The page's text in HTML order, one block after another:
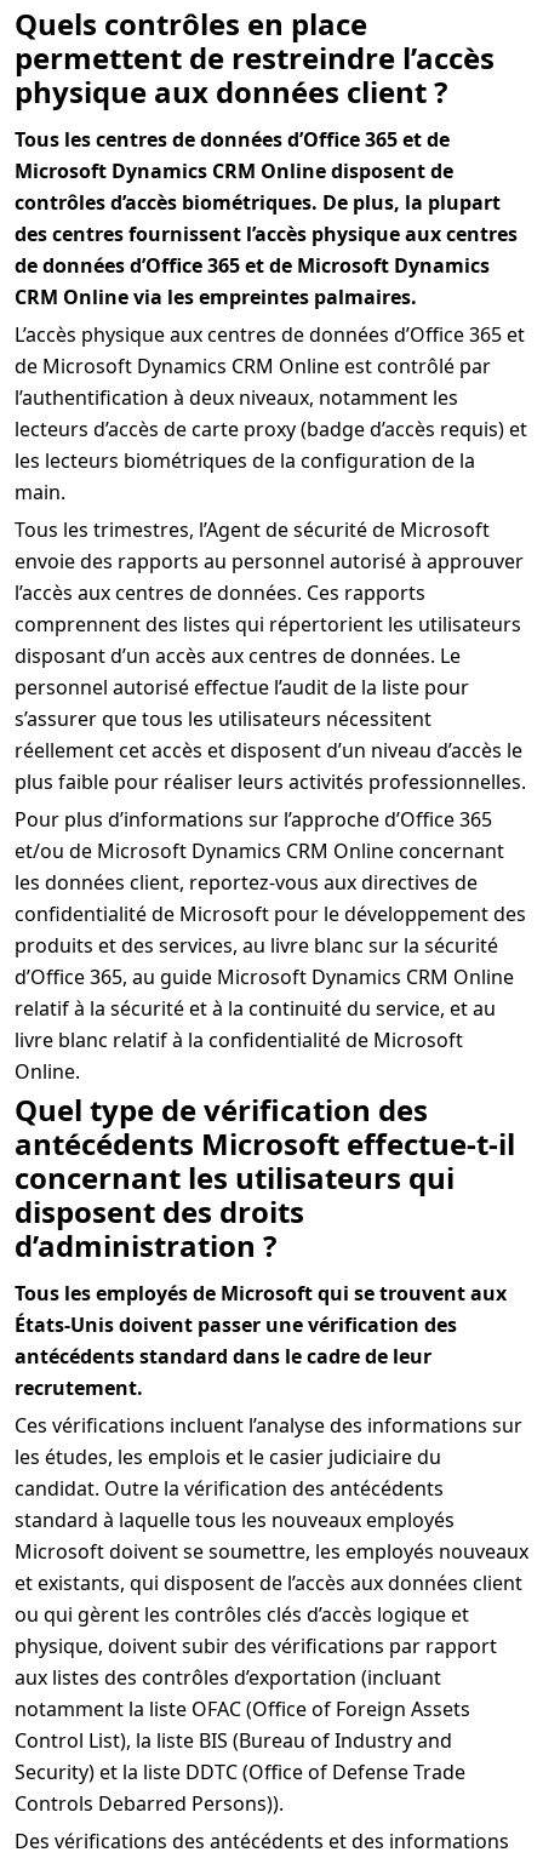
Quels contrôles en place
permettent de restreindre l’accès
physique aux données client ?
Tous les centres de données d’Office 365 et de
Microsoft Dynamics CRM Online disposent de
contrôles d’accès biométriques. De plus, la plupart
des centres fournissent l’accès physique aux centres
de données d’Office 365 et de Microsoft Dynamics
CRM Online via les empreintes palmaires.
L’accès physique aux centres de données d’Office 365 et
de Microsoft Dynamics CRM Online est contrôlé par
l’authentification à deux niveaux, notamment les
lecteurs d’accès de carte proxy (badge d’accès requis) et
les lecteurs biométriques de la configuration de la
main.
Tous les trimestres, l’Agent de sécurité de Microsoft
envoie des rapports au personnel autorisé à approuver
l’accès aux centres de données. Ces rapports
comprennent des listes qui répertorient les utilisateurs
disposant d’un accès aux centres de données. Le
personnel autorisé effectue l’audit de la liste pour
s’assurer que tous les utilisateurs nécessitent
réellement cet accès et disposent d’un niveau d’accès le
plus faible pour réaliser leurs activités professionnelles.
Pour plus d’informations sur l’approche d’Office 365
et/ou de Microsoft Dynamics CRM Online concernant
les données client, reportez-vous aux directives de
confidentialité de Microsoft pour le développement des
produits et des services, au livre blanc sur la sécurité
d’Office 365, au guide Microsoft Dynamics CRM Online
relatif à la sécurité et à la continuité du service, et au
livre blanc relatif à la confidentialité de Microsoft
Online.
Quel type de vérification des
antécédents Microsoft effectue-t-il
concernant les utilisateurs qui
disposent des droits
d’administration ?
Tous les employés de Microsoft qui se trouvent aux
États-Unis doivent passer une vérification des
antécédents standard dans le cadre de leur
recrutement.
Ces vérifications incluent l’analyse des informations sur
les études, les emplois et le casier judiciaire du
candidat. Outre la vérification des antécédents
standard à laquelle tous les nouveaux employés
Microsoft doivent se soumettre, les employés nouveaux
et existants, qui disposent de l’accès aux données client
ou qui gèrent les contrôles clés d’accès logique et
physique, doivent subir des vérifications par rapport
aux listes des contrôles d’exportation (incluant
notamment la liste OFAC (Office of Foreign Assets
Control List), la liste BIS (Bureau of Industry and
Security) et la liste DDTC (Office of Defense Trade
Controls Debarred Persons)).
Des vérifications des antécédents et des informations